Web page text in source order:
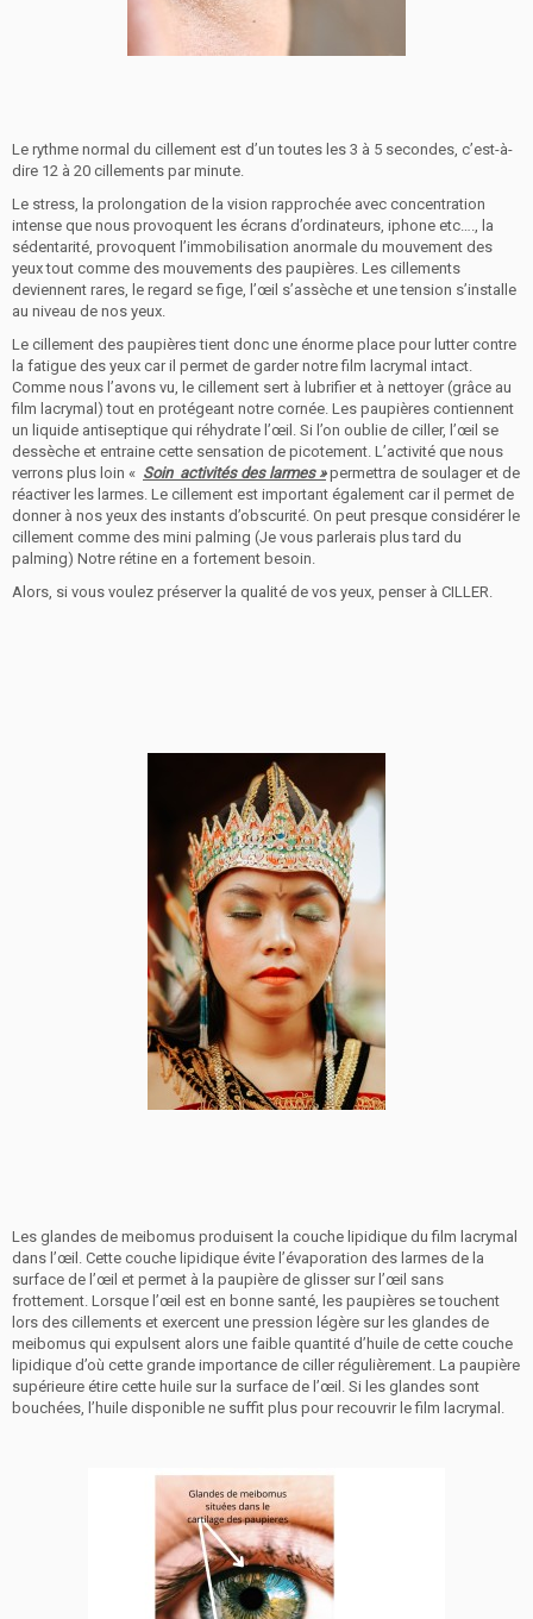
Le rythme normal du cillement est d’un toutes les 3 à 5 secondes, c’est-à-
dire 12 à 20 cillements par minute.
Le stress, la prolongation de la vision rapprochée avec concentration
intense que nous provoquent les écrans d’ordinateurs, iphone etc…., la
sédentarité, provoquent l’immobilisation anormale du mouvement des
yeux tout comme des mouvements des paupières. Les cillements
deviennent rares, le regard se fige, l’œil s’assèche et une tension s’installe
au niveau de nos yeux.
Le cillement des paupières tient donc une énorme place pour lutter contre
la fatigue des yeux car il permet de garder notre film lacrymal intact.
Comme nous l’avons vu, le cillement sert à lubrifier et à nettoyer (grâce au
film lacrymal) tout en protégeant notre cornée. Les paupières contiennent
un liquide antiseptique qui réhydrate l’œil. Si l’on oublie de ciller, l’œil se
dessèche et entraine cette sensation de picotement. L’activité que nous
verrons plus loin « Soin activités des larmes »permettra de soulager et de
réactiver les larmes. Le cillement est important également car il permet de
donner à nos yeux des instants d’obscurité. On peut presque considérer le
cillement comme des mini palming (Je vous parlerais plus tard du
palming) Notre rétine en a fortement besoin.
Alors, si vous voulez préserver la qualité de vos yeux, penser à CILLER.
Les glandes de meibomus produisent la couche lipidique du film lacrymal
dans l’œil. Cette couche lipidique évite l’évaporation des larmes de la
surface de l’œil et permet à la paupière de glisser sur l’œil sans
frottement. Lorsque l’œil est en bonne santé, les paupières se touchent
lors des cillements et exercent une pression légère sur les glandes de
meibomus qui expulsent alors une faible quantité d’huile de cette couche
lipidique d’où cette grande importance de ciller régulièrement. La paupière
supérieure étire cette huile sur la surface de l’œil. Si les glandes sont
bouchées, l’huile disponible ne suffit plus pour recouvrir le film lacrymal.